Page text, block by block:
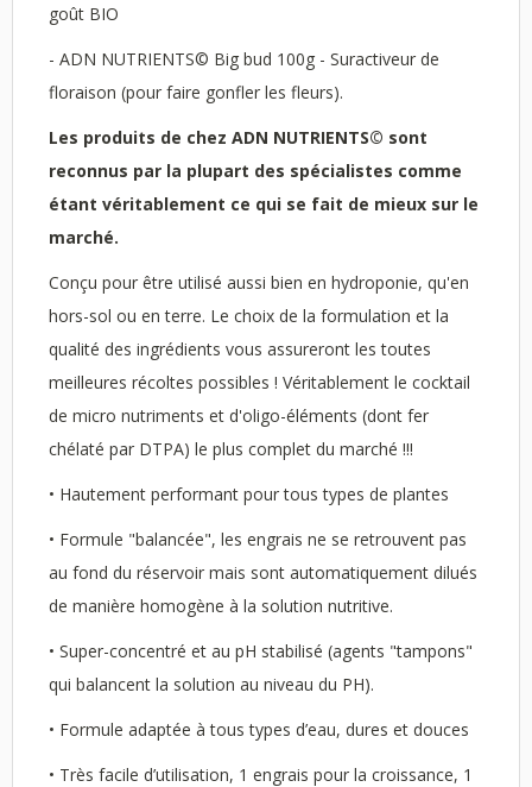
goût BIO
- ADN NUTRIENTS© Big bud 100g - Suractiveur de
floraison (pour faire gonfler les fleurs).
Les produits de chez ADN NUTRIENTS© sont
reconnus par la plupart des spécialistes comme
étant véritablement ce qui se fait de mieux sur le
marché.
Conçu pour être utilisé aussi bien en hydroponie, qu'en
hors-sol ou en terre. Le choix de la formulation et la
qualité des ingrédients vous assureront les toutes
meilleures récoltes possibles ! Véritablement le cocktail
de micro nutriments et d'oligo-éléments (dont fer
chélaté par DTPA) le plus complet du marché !!!
• Hautement performant pour tous types de plantes
• Formule "balancée", les engrais ne se retrouvent pas
au fond du réservoir mais sont automatiquement dilués
de manière homogène à la solution nutritive.
• Super-concentré et au pH stabilisé (agents "tampons"
qui balancent la solution au niveau du PH).
• Formule adaptée à tous types d’eau, dures et douces
• Très facile d’utilisation, 1 engrais pour la croissance, 1